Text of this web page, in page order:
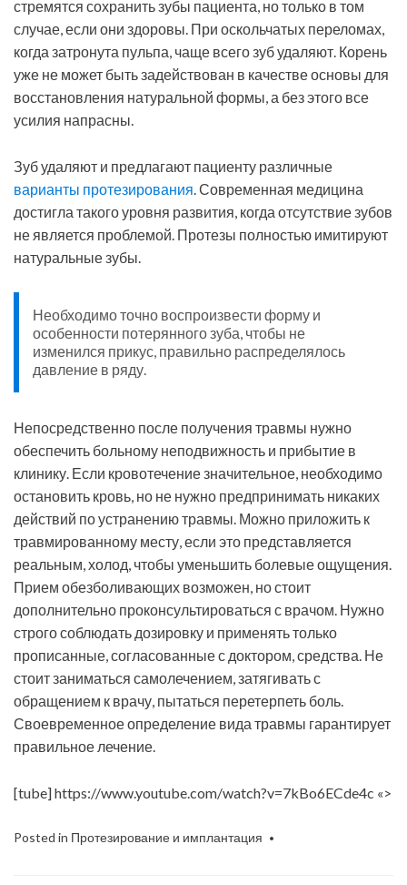
стремятся сохранить зубы пациента, но только в том
случае, если они здоровы. При оскольчатых переломах,
когда затронута пульпа, чаще всего зуб удаляют. Корень
уже не может быть задействован в качестве основы для
восстановления натуральной формы, а без этого все
усилия напрасны.
Зуб удаляют и предлагают пациенту различные
варианты протезирования. Современная медицина
достигла такого уровня развития, когда отсутствие зубов
не является проблемой. Протезы полностью имитируют
натуральные зубы.
Необходимо точно воспроизвести форму и
особенности потерянного зуба, чтобы не
изменился прикус, правильно распределялось
давление в ряду.
Непосредственно после получения травмы нужно
обеспечить больному неподвижность и прибытие в
клинику. Если кровотечение значительное, необходимо
остановить кровь, но не нужно предпринимать никаких
действий по устранению травмы. Можно приложить к
травмированному месту, если это представляется
реальным, холод, чтобы уменьшить болевые ощущения.
Прием обезболивающих возможен, но стоит
дополнительно проконсультироваться с врачом. Нужно
строго соблюдать дозировку и применять только
прописанные, согласованные с доктором, средства. Не
стоит заниматься самолечением, затягивать с
обращением к врачу, пытаться перетерпеть боль.
Своевременное определение вида травмы гарантирует
правильное лечение.
[tube] https://www.youtube.com/watch?v=7kBo6ECde4c «>
Posted in Протезирование и имплантация